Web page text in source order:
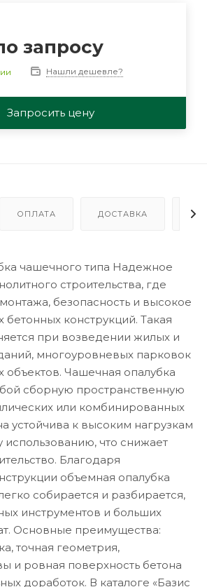
запросу
Нашли дешевле?
Запросить цену
ОПЛАТА ДОСТАВКА
чашечного типа Надежное
строительства, где
безопасность и высокое
бетонных конструкций. Такая
при возведении жилых и
многоуровневых парковок
Чашечная опалубка
сборную пространственную
или комбинированных
устойчива к высоким нагрузкам
использованию, что снижает
Благодаря
объемная опалубка
собирается и разбирается,
инструментов и больших
Основные преимущества:
точная геометрия,
и ровная поверхность бетона
доработок. В каталоге «Базис